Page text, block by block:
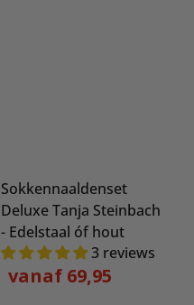
Sokkennaaldenset
Deluxe Tanja Steinbach
- Edelstaal óf hout
3 reviews
vanaf 69,95